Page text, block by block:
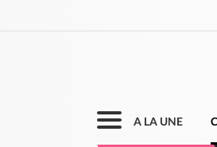
A LA UNE